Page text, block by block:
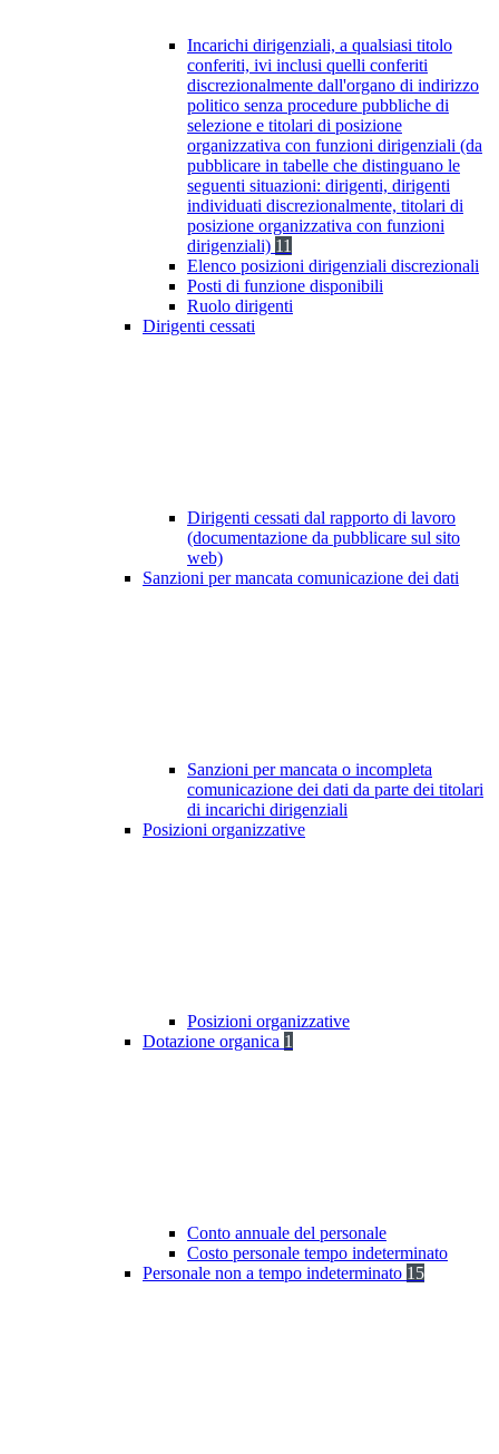
Incarichi dirigenziali, a qualsiasi titolo
conferiti, ivi inclusi quelli conferiti
discrezionalmente dall'organo di indirizzo
politico senza procedure pubbliche di
selezione e titolari di posizione
organizzativa con funzioni dirigenziali (da
pubblicare in tabelle che distinguano le
seguenti situazioni: dirigenti, dirigenti
individuati discrezionalmente, titolari di
posizione organizzativa con funzioni
dirigenziali) 11
Elenco posizioni dirigenziali discrezionali
Posti di funzione disponibili
Ruolo dirigenti
Dirigenti cessati
Dirigenti cessati dal rapporto di lavoro
(documentazione da pubblicare sul sito
web)
Sanzioni per mancata comunicazione dei dati
Sanzioni per mancata o incompleta
comunicazione dei dati da parte dei titolari
di incarichi dirigenziali
Posizioni organizzative
Posizioni organizzative
Dotazione organica 1
Conto annuale del personale
Costo personale tempo indeterminato
Personale non a tempo indeterminato 15